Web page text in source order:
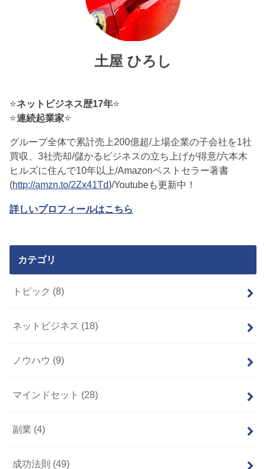
土屋 ひろし
⭐ネットビジネス歴17年⭐
⭐連続起業家⭐
グループ全体で累計売上200億超/上場企業の子会社を1社
買収、3社売却/儲かるビジネスの立ち上げが得意/六本木
ヒルズに住んで10年以上/Amazonベストセラー著書
(http://amzn.to/2Zx41Td)/Youtubeも更新中！
詳しいプロフィールはこちら
カテゴリ
トピック (8)
ネットビジネス (18)
ノウハウ (9)
マインドセット (28)
副業 (4)
成功法則 (49)